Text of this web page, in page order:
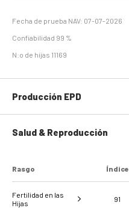
Fecha de prueba NAV: 07-07-2026
Confiabilidad 99 %
N:o de hijas 11169
Producción EPD
Salud & Reproducción
Rasgo Índice
Fertilidad en las
Hijas
91